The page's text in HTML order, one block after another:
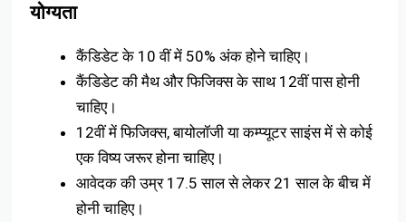
योग्यता
कैंडिडेट के 10 वीं में 50% अंक होने चाहिए।
कैंडिडेट की मैथ और फिजिक्स के साथ 12वीं पास होनी
चाहिए।
12वीं में फिजिक्स, बायोलॉजी या कम्प्यूटर साइंस में से कोई
एक विष्य जरूर होना चाहिए।
आवेदक की उम्र 17.5 साल से लेकर 21 साल के बीच में
होनी चाहिए।